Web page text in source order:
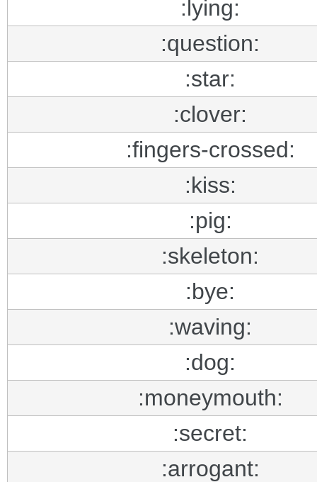
:lying:
:question:
:star:
:clover:
:fingers-crossed:
:kiss:
:pig:
:skeleton:
:bye:
:waving:
:dog:
:moneymouth:
:secret:
:arrogant: